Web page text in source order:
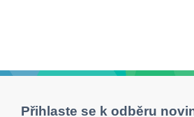
Přihlaste se k odběru